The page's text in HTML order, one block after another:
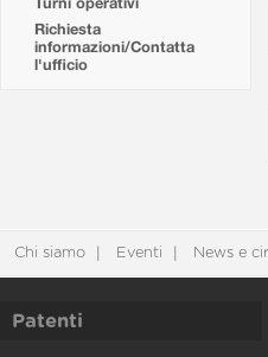
Richiesta
informazioni/Contatta
l'ufficio
Chi siamo Eventi News e
Patenti